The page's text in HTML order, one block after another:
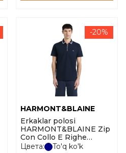
-20%
HARMONT&BLAINE
Erkaklar polosi
HARMONT&BLAINE Zip
Con Collo E Righe
o'lcham m
Цвета:
To'q ko'k